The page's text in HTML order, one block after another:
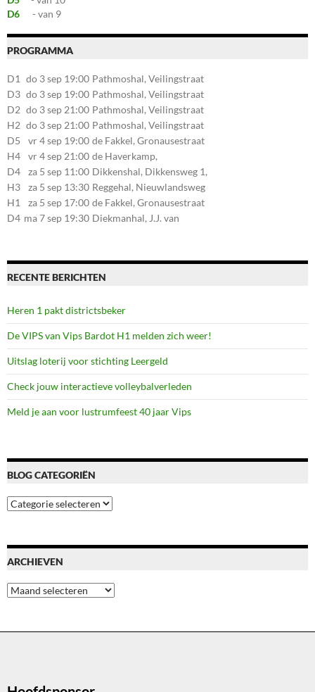
D6
- van 9
PROGRAMMA
D1 do 3 sep 19:00 Pathmoshal, Veilingstraat
20, 7545LZ Enschede
D3 do 3 sep 19:00 Pathmoshal, Veilingstraat
20, 7545LZ Enschede
D2 do 3 sep 21:00 Pathmoshal, Veilingstraat
20, 7545LZ Enschede
H2 do 3 sep 21:00 Pathmoshal, Veilingstraat
20, 7545LZ Enschede
D5 vr 4 sep 19:00 de Fakkel, Gronausestraat
107, 7581CE Losser
H4 vr 4 sep 21:00 de Haverkamp,
Stationsstraat 30, 7475AM
Markelo
D4 za 5 sep 11:00 Dikkenshal, Dikkensweg 1,
7641CC Wierden
H3 za 5 sep 13:30 Reggehal, Nieuwlandsweg
1, 7461VP Rijssen
H1 za 5 sep 17:00 de Fakkel, Gronausestraat
107, 7581CE Losser
D4 ma 7 sep 19:30 Diekmanhal, J.J. van
RECENTE BERICHTEN
Heren 1 pakt districtsbeker
De VIPS van Vips Bardot H1 melden zich weer!
Uitslag loterij voor stichting Leergeld
Check jouw interactieve volleybalverleden
Meld je aan voor lustrumfeest 40 jaar Vips
BLOG CATEGORIËN
Blog
categoriën
ARCHIEVEN
Archieven